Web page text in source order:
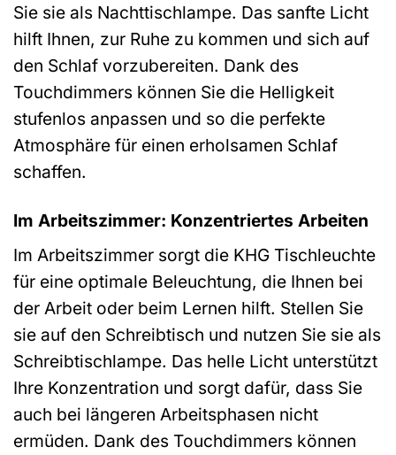
Sie sie als Nachttischlampe. Das sanfte Licht
hilft Ihnen, zur Ruhe zu kommen und sich auf
den Schlaf vorzubereiten. Dank des
Touchdimmers können Sie die Helligkeit
stufenlos anpassen und so die perfekte
Atmosphäre für einen erholsamen Schlaf
schaffen.
Im Arbeitszimmer: Konzentriertes Arbeiten
Im Arbeitszimmer sorgt die KHG Tischleuchte
für eine optimale Beleuchtung, die Ihnen bei
der Arbeit oder beim Lernen hilft. Stellen Sie
sie auf den Schreibtisch und nutzen Sie sie als
Schreibtischlampe. Das helle Licht unterstützt
Ihre Konzentration und sorgt dafür, dass Sie
auch bei längeren Arbeitsphasen nicht
ermüden. Dank des Touchdimmers können